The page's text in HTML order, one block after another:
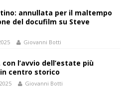
annullata per il maltempo
del docufilm su Steve
Giovanni Botti
con l’avvio dell’estate più
centro storico
Giovanni Botti